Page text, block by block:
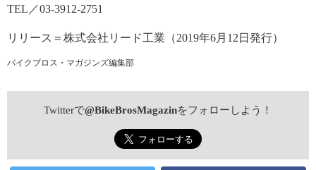
TEL／03-3912-2751
リリース＝株式会社リード工業（2019年6月12日発行）
バイクブロス・マガジンズ編集部
Twitterで@BikeBrosMagazinをフォローしよう！